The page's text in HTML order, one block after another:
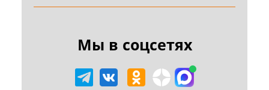
Мы в соцсетях